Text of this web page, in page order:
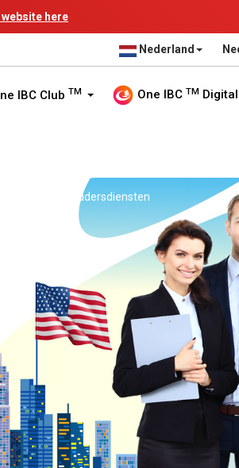
here
Nederland
IBC Club TM One IBC TM
/ aandeelhoudersdiensten